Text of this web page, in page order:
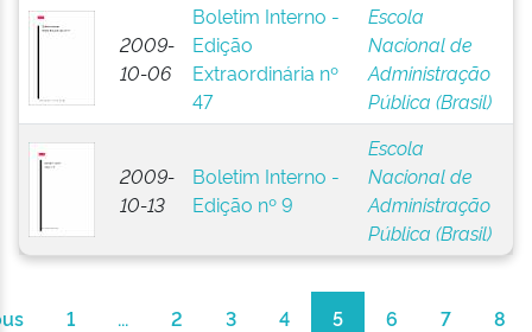
2009-
10-06
Boletim Interno -
Edição
Extraordinária nº
47
Escola
Nacional de
Administração
Pública (Brasil)
2009-
10-13
Boletim Interno -
Edição nº 9
Escola
Nacional de
Administração
Pública (Brasil)
1 ... 2 3 4 5 6 7 8